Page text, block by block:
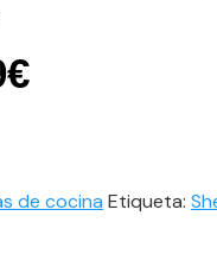
€El
es:
de cocina Etiqueta: